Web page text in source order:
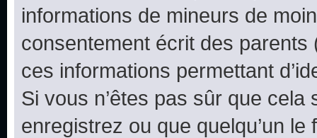
informations de mineurs de
consentement écrit des parents
ces informations permettant
Si vous n’êtes pas sûr que
enregistrez ou que quelqu’un